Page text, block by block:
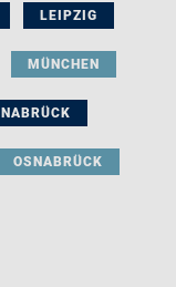
LEIPZIG
MÜNCHEN
OSNABRÜCK